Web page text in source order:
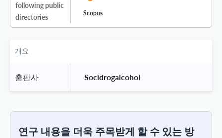
following public
directories
Scopus
개요
출판사 Socidrogalcohol
연구 내용을 더욱 주목받게 할 수 있는 방